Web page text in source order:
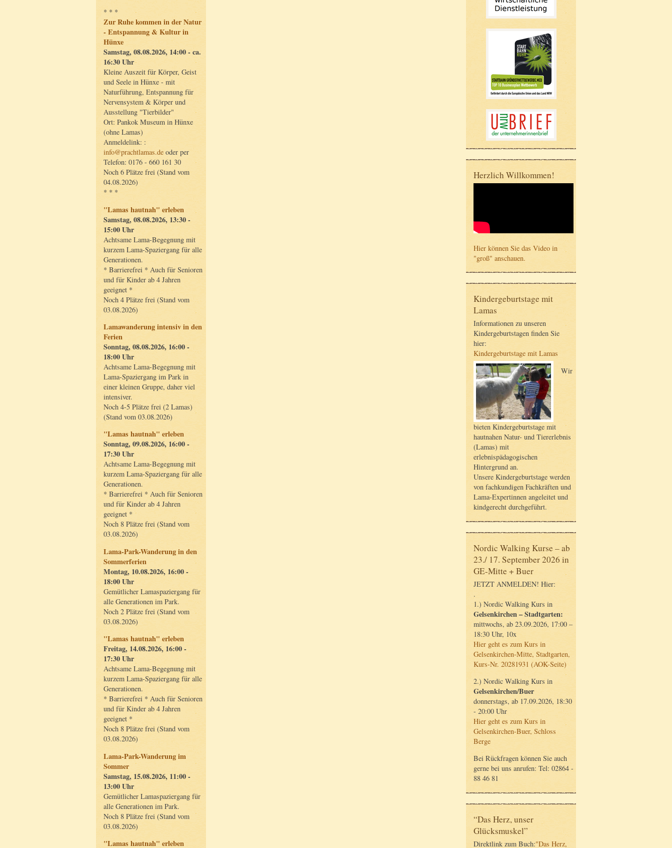
* * *
Zur Ruhe kommen in der Natur
- Entspannung & Kultur in
Hünxe
Samstag, 08.08.2026, 14:00 - ca.
16:30 Uhr
Kleine Auszeit für Körper, Geist
und Seele in Hünxe - mit
Naturführung, Entspannung für
Nervensystem & Körper und
Ausstellung "Tierbilder"
Ort: Pankok Museum in Hünxe
(ohne Lamas)
Anmeldelink: :
info@prachtlamas.de oder per
Telefon: 0176 - 660 161 30
Noch 6 Plätze frei (Stand vom
04.08.2026)
* * *
"Lamas hautnah" erleben
Samstag, 08.08.2026, 13:30 -
15:00 Uhr
Achtsame Lama-Begegnung mit
kurzem Lama-Spaziergang für alle
Generationen.
* Barrierefrei * Auch für Senioren
und für Kinder ab 4 Jahren
geeignet *
Noch 4 Plätze frei (Stand vom
03.08.2026)
Lamawanderung intensiv in den
Ferien
Sonntag, 08.08.2026, 16:00 -
18:00 Uhr
Achtsame Lama-Begegnung mit
Lama-Spaziergang im Park in
einer kleinen Gruppe, daher viel
intensiver.
Noch 4-5 Plätze frei (2 Lamas)
(Stand vom 03.08.2026)
"Lamas hautnah" erleben
Sonntag, 09.08.2026, 16:00 -
17:30 Uhr
Achtsame Lama-Begegnung mit
kurzem Lama-Spaziergang für alle
Generationen.
* Barrierefrei * Auch für Senioren
und für Kinder ab 4 Jahren
geeignet *
Noch 8 Plätze frei (Stand vom
03.08.2026)
Lama-Park-Wanderung in den
Sommerferien
Montag, 10.08.2026, 16:00 -
18:00 Uhr
Gemütlicher Lamaspaziergang für
alle Generationen im Park.
Noch 2 Plätze frei (Stand vom
03.08.2026)
"Lamas hautnah" erleben
Freitag, 14.08.2026, 16:00 -
17:30 Uhr
Achtsame Lama-Begegnung mit
kurzem Lama-Spaziergang für alle
Generationen.
* Barrierefrei * Auch für Senioren
und für Kinder ab 4 Jahren
geeignet *
Noch 8 Plätze frei (Stand vom
03.08.2026)
Lama-Park-Wanderung im
Sommer
Samstag, 15.08.2026, 11:00 -
13:00 Uhr
Gemütlicher Lamaspaziergang für
alle Generationen im Park.
Noch 8 Plätze frei (Stand vom
03.08.2026)
"Lamas hautnah" erleben
Herzlich Willkommen!
Hier können Sie das Video in
"groß" anschauen.
Kindergeburtstage mit
Lamas
Informationen zu unseren
Kindergeburtstagen finden Sie
hier:
Kindergeburtstage mit Lamas
Wir
bieten Kindergeburtstage mit
hautnahen Natur- und Tiererlebnis
(Lamas) mit
erlebnispädagogischen
Hintergrund an.
Unsere Kindergeburtstage werden
von fachkundigen Fachkräften und
Lama-Expertinnen angeleitet und
kindgerecht durchgeführt.
Nordic Walking Kurse – ab
23./ 17. September 2026 in
GE-Mitte + Buer
JETZT ANMELDEN! Hier:
.
1.) Nordic Walking Kurs in
Gelsenkirchen – Stadtgarten:
mittwochs, ab 23.09.2026, 17:00 –
18:30 Uhr, 10x
Hier geht es zum Kurs in
Gelsenkirchen-Mitte, Stadtgarten,
Kurs-Nr. 20281931 (AOK-Seite)
2.) Nordic Walking Kurs in
Gelsenkirchen/Buer
donnerstags, ab 17.09.2026, 18:30
- 20:00 Uhr
Hier geht es zum Kurs in
Gelsenkirchen-Buer, Schloss
Berge
Bei Rückfragen können Sie auch
gerne bei uns anrufen: Tel: 02864 -
88 46 81
“Das Herz, unser
Glücksmuskel”
Direktlink zum Buch:"Das Herz,